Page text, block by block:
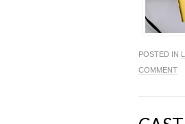
POSTED IN
COMMENT